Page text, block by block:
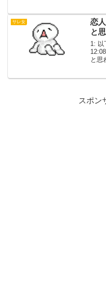
た。
サレ女
恋
と
1: 以
と思
スポン